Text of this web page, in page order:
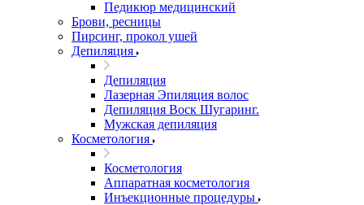
Педикюр медицинский
Брови, ресницы
Пирсинг, прокол ушей
Депиляция
Депиляция
Лазерная Эпиляция волос
Депиляция Воск Шугаринг.
Мужская депиляция
Косметология
Косметология
Аппаратная косметология
Инъекционные процедуры